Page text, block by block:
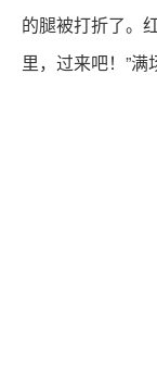
的腿被打折了。
里，过来吧！”